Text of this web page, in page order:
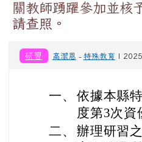
關教師踴躍參加並核
請查照。
研習 高潔恩 - 特殊教育 |
一、 依據本縣
度第3次
二、 辦理研習